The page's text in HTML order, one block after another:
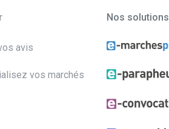
avis
vos marchés
Nos solutions